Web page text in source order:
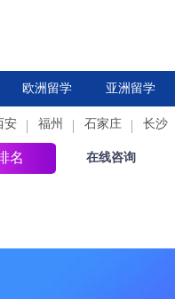
欧洲留学
德国 法国 荷兰
亚洲留学
中国香港
安 福州 石家庄 长沙
名 在线咨询